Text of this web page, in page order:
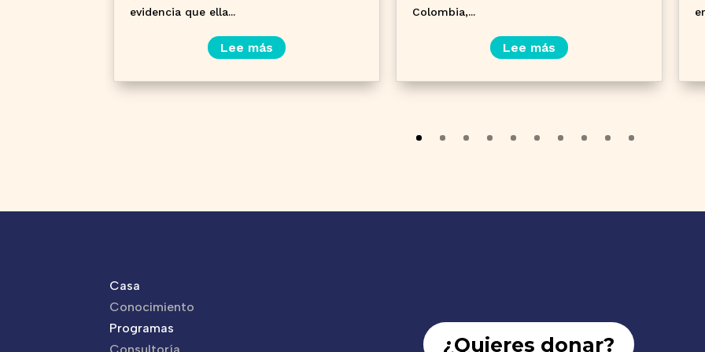
evidencia que ella...
Lee más
Colombia,...
Lee más
Casa
Conocimiento
Programas
¿Quieres donar?